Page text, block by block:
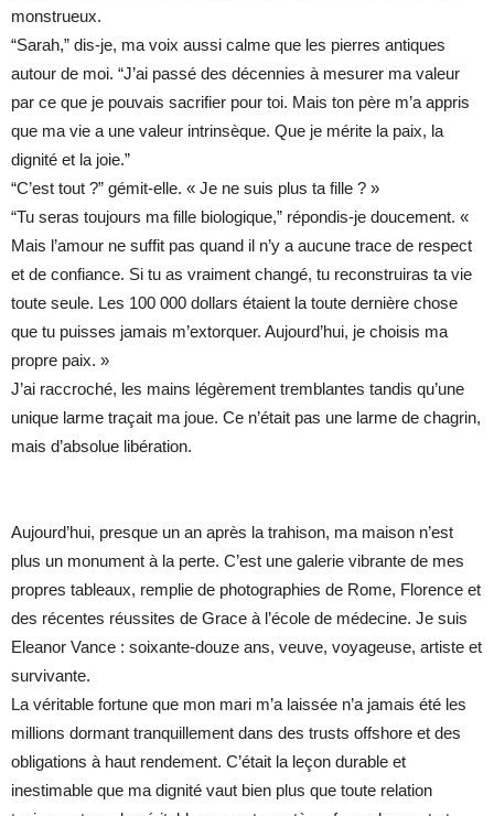
monstrueux.
“Sarah,” dis-je, ma voix aussi calme que les pierres antiques
autour de moi. “J’ai passé des décennies à mesurer ma valeur
par ce que je pouvais sacrifier pour toi. Mais ton père m’a appris
que ma vie a une valeur intrinsèque. Que je mérite la paix, la
dignité et la joie.”
“C’est tout ?” gémit-elle. « Je ne suis plus ta fille ? »
“Tu seras toujours ma fille biologique,” répondis-je doucement. «
Mais l’amour ne suffit pas quand il n’y a aucune trace de respect
et de confiance. Si tu as vraiment changé, tu reconstruiras ta vie
toute seule. Les 100 000 dollars étaient la toute dernière chose
que tu puisses jamais m’extorquer. Aujourd’hui, je choisis ma
propre paix. »
J’ai raccroché, les mains légèrement tremblantes tandis qu’une
unique larme traçait ma joue. Ce n’était pas une larme de chagrin,
mais d’absolue libération.
Aujourd’hui, presque un an après la trahison, ma maison n’est
plus un monument à la perte. C’est une galerie vibrante de mes
propres tableaux, remplie de photographies de Rome, Florence et
des récentes réussites de Grace à l’école de médecine. Je suis
Eleanor Vance : soixante-douze ans, veuve, voyageuse, artiste et
survivante.
La véritable fortune que mon mari m’a laissée n’a jamais été les
millions dormant tranquillement dans des trusts offshore et des
obligations à haut rendement. C’était la leçon durable et
inestimable que ma dignité vaut bien plus que toute relation